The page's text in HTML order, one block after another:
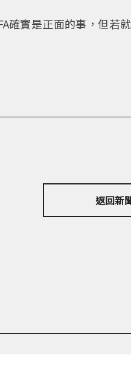
確實是正面的事，但若
返回新